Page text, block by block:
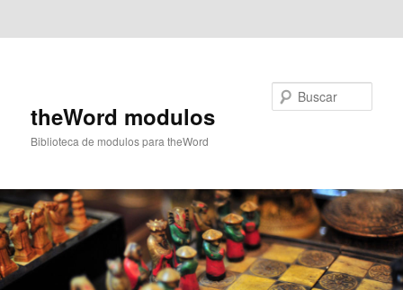
theWord modulos
Biblioteca de modulos para theWord